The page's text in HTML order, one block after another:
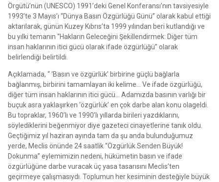
Örgütü’nün (UNESCO) 1991’deki Genel Konferansı’nın tavsiyesiyle
1993’te 3 Mayıs’ı “Dünya Basın Özgürlüğü Günü” olarak kabul ettiği
aktarılarak, günün Kuzey Kıbrıs’ta 1999 yılından beri kutlandığı ve
bu yılki temanın “Hakların Geleceğini Şekillendirmek: Diğer tüm
insan haklarının itici gücü olarak ifade özgürlüğü” olarak
belirlendiği belirtildi.
Açıklamada, “ ‘Basın ve özgürlük’ birbirine güçlü bağlarla
bağlanmış, birbirini tamamlayan iki kelime… Ve ifade özgürlüğü,
diğer tüm insan haklarının itici gücü… Adamızda basının varlığı bir
buçuk asra yaklaşırken ‘özgürlük’ en çok darbe alan konu olageldi.
Bu topraklar, 1960’lı ve 1990’lı yıllarda birileri yazdıklarını,
söylediklerini beğenmiyor diye gazeteci cinayetlerine tanık oldu.
Geçtiğimiz yıl haziran ayında tam da şu anda bulunduğumuz
yerde, Meclis önünde 24 saatlik “Özgürlük Senden Büyük!
Dokunma” eylemimizin nedeni, hükümetin basın ve ifade
özgürlüğüne darbe vuracak üç yasa tasarısını Meclis’ten
geçirmeye çalışmasıydı. Toplumun her kesiminin desteğiyle büyük